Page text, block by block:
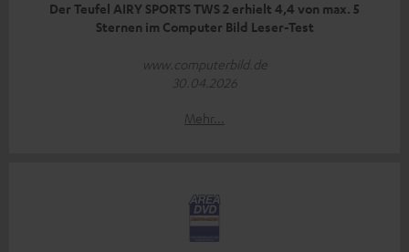
Der Teufel AIRY SPORTS TWS 2 erhielt 4,4 von max. 5
Sternen im Computer Bild Leser-Test
www.computerbild.de
30.04.2026
Mehr...